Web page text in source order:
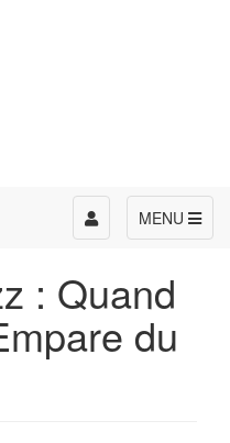
MENU
Toggle
navigation
: Quand
du